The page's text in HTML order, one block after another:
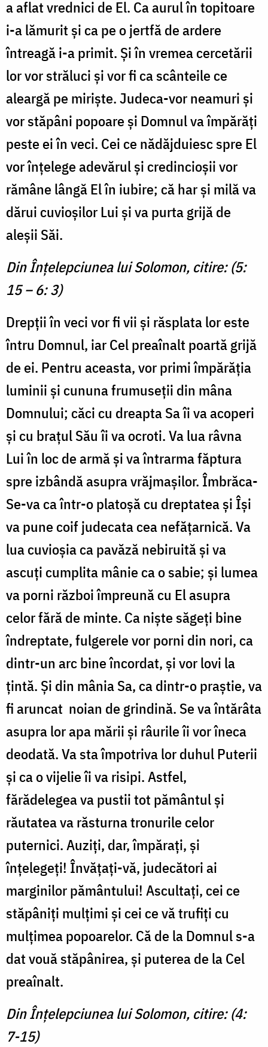
a aflat vrednici de El. Ca aurul în topitoare
i-a lămurit și ca pe o jertfă de ardere
întreagă i-a primit. Și în vremea cercetării
lor vor străluci și vor fi ca scânteile ce
aleargă pe miriște. Judeca-vor neamuri și
vor stăpâni popoare și Domnul va împărăți
peste ei în veci. Cei ce nădăjduiesc spre El
vor înțelege adevărul și credincioșii vor
rămâne lângă El în iubire; că har și milă va
dărui cuvioșilor Lui și va purta grijă de
aleșii Săi.
Din Înțelepciunea lui Solomon, citire: (5:
15 – 6: 3)
Drepții în veci vor fi vii și răsplata lor este
întru Domnul, iar Cel preaînalt poartă grijă
de ei. Pentru aceasta, vor primi împărăția
luminii și cununa frumuseții din mâna
Domnului; căci cu dreapta Sa îi va acoperi
și cu brațul Său îi va ocroti. Va lua râvna
Lui în loc de armă și va întrarma făptura
spre izbândă asupra vrăjmașilor. Îmbrăca-
Se-va ca într-o platoșă cu dreptatea și Își
va pune coif judecata cea nefățarnică. Va
lua cuvioșia ca pavăză nebiruită și va
ascuți cumplita mânie ca o sabie; și lumea
va porni război împreună cu El asupra
celor fără de minte. Ca niște săgeți bine
îndreptate, fulgerele vor porni din nori, ca
dintr-un arc bine încordat, și vor lovi la
țintă. Și din mânia Sa, ca dintr-o praștie, va
fi aruncat noian de grindină. Se va întărâta
asupra lor apa mării și râurile îi vor îneca
deodată. Va sta împotriva lor duhul Puterii
și ca o vijelie îi va risipi. Astfel,
fărădelegea va pustii tot pământul și
răutatea va răsturna tronurile celor
puternici. Auziți, dar, împărați, și
înțelegeți! Învățați-vă, judecători ai
marginilor pământului! Ascultați, cei ce
stăpâniți mulțimi și cei ce vă trufiți cu
mulțimea popoarelor. Că de la Domnul s-a
dat vouă stăpânirea, și puterea de la Cel
preaînalt.
Din Înțelepciunea lui Solomon, citire: (4:
7-15)